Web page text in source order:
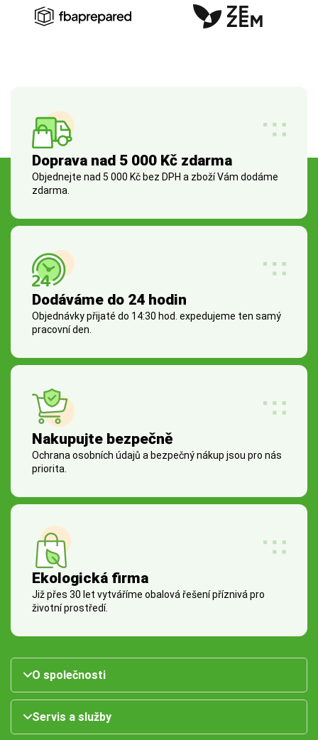
Doprava nad 5 000 Kč zdarma
Objednejte nad 5 000 Kč bez DPH a zboží Vám dodáme
zdarma.
Dodáváme do 24 hodin
Objednávky přijaté do 14:30 hod. expedujeme ten samý
pracovní den.
Nakupujte bezpečně
Ochrana osobních údajů a bezpečný nákup jsou pro nás
priorita.
Ekologická firma
Již přes 30 let vytváříme obalová řešení příznivá pro
životní prostředí.
O společnosti
Servis a služby